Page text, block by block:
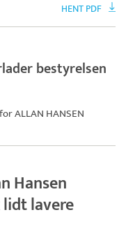
HENT PDF
bestyrelsen
ALLAN HANSEN
Hansen
lidt lavere